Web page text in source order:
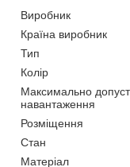
Виробник
Країна виробник
Тип
Колір
Максимально
навантаження
Розміщення
Стан
Матеріал